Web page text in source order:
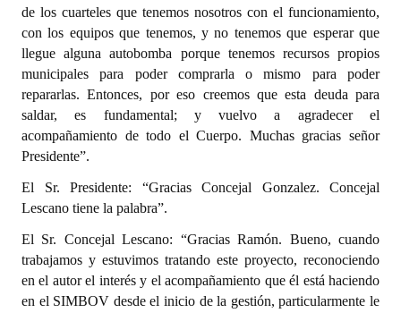
de los cuarteles que tenemos nosotros con el funcionamiento,
con los equipos que tenemos, y no tenemos que esperar que
llegue alguna autobomba porque tenemos recursos propios
municipales para poder comprarla o mismo para poder
repararlas. Entonces, por eso creemos que esta deuda para
saldar, es fundamental; y vuelvo a agradecer el
acompañamiento de todo el Cuerpo. Muchas gracias señor
Presidente”.
El Sr. Presidente: “Gracias Concejal Gonzalez. Concejal
Lescano tiene la palabra”.
El Sr. Concejal Lescano: “Gracias Ramón. Bueno, cuando
trabajamos y estuvimos tratando este proyecto, reconociendo
en el autor el interés y el acompañamiento que él está haciendo
en el SIMBOV desde el inicio de la gestión, particularmente le